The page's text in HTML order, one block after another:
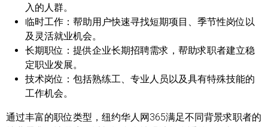
入的人群。
临时工作： 帮助用户快速寻找短期项目、季节性岗位以
及灵活就业机会。
长期职位： 提供企业长期招聘需求，帮助求职者建立稳
定职业发展。
技术岗位： 包括熟练工、专业人员以及具有特殊技能的
工作机会。
通过丰富的职位类型，纽约华人网365满足不同背景求职者的